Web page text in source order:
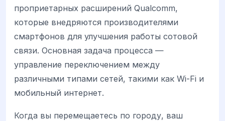
проприетарных расширений Qualcomm,
которые внедряются производителями
смартфонов для улучшения работы сотовой
связи. Основная задача процесса —
управление переключением между
различными типами сетей, такими как Wi-Fi и
мобильный интернет.
Когда вы перемещаетесь по городу, ваш